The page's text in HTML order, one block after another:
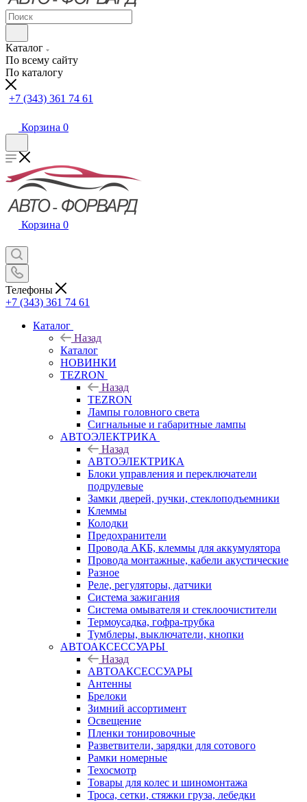
Каталог
По всему сайту
По каталогу
+7 (343) 361 74 61
Корзина 0
Корзина 0
Телефоны
+7 (343) 361 74 61
Каталог
Назад
Каталог
НОВИНКИ
TEZRON
Назад
TEZRON
Лампы головного света
Сигнальные и габаритные лампы
АВТОЭЛЕКТРИКА
Назад
АВТОЭЛЕКТРИКА
Блоки управления и переключатели
подрулевые
Замки дверей, ручки, стеклоподъемники
Клеммы
Колодки
Предохранители
Провода АКБ, клеммы для аккумулятора
Провода монтажные, кабели акустические
Разное
Реле, регуляторы, датчики
Система зажигания
Система омывателя и стеклоочистители
Термоусадка, гофра-трубка
Тумблеры, выключатели, кнопки
АВТОАКСЕССУАРЫ
Назад
АВТОАКСЕССУАРЫ
Антенны
Брелоки
Зимний ассортимент
Освещение
Пленки тонировочные
Разветвители, зарядки для сотового
Рамки номерные
Техосмотр
Товары для колес и шиномонтажа
Троса, сетки, стяжки груза, лебедки